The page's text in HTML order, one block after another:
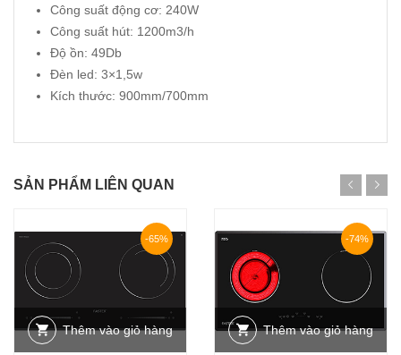
Công suất động cơ: 240W
Công suất hút: 1200m3/h
Độ ồn: 49Db
Đèn led: 3×1,5w
Kích thước: 900mm/700mm
SẢN PHẨM LIÊN QUAN
-65%
Thêm vào giỏ hàng
-74%
Thêm vào giỏ hàng